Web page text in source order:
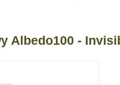
Albedo100 -